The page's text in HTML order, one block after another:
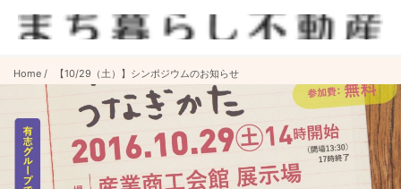
Home 【10/29（土）】シンポジウムのお知らせ